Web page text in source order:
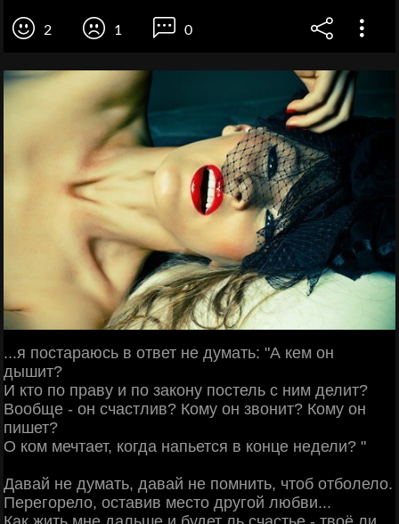
2 1 0
...я постараюсь в ответ не думать: "А кем он
дышит?
И кто по праву и по закону постель с ним делит?
Вообще - он счастлив? Кому он звонит? Кому он
пишет?
О ком мечтает, когда напьется в конце недели? "
Давай не думать, давай не помнить, чтоб отболело.
Перегорело, оставив место другой любви...